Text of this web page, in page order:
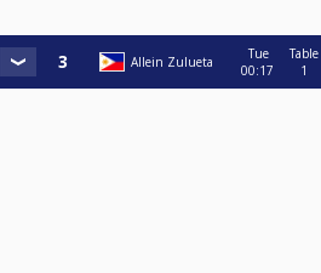
Allein Zulueta
Tue
00:17
Table
1